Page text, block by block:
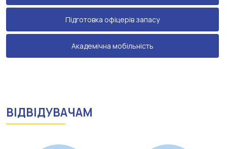
Підготовка офіцерів запасу
Академічна мобільність
ВІДВІДУВАЧАМ